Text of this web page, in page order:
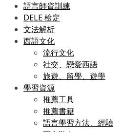
語言師資訓練
DELE 檢定
文法解析
西語文化
流行文化
社交、戀愛西語
旅遊、留學、遊學
學習資源
推薦工具
推薦書籍
語言學習方法、經驗